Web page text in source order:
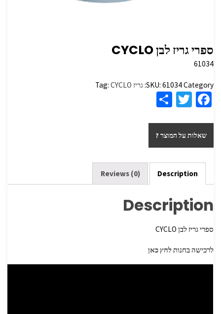
ספרי גריז לבן CYCLO
61034
SKU: 61034Category: גריז Tag: CYCLO
Fa
b
o
o
k
T
tt
er
ar
e
שאלות על המוצר ?
Description
Reviews (0)
Description
ספרי גריז לבן CYCLO
לרכישה בחנותלחץ כאן